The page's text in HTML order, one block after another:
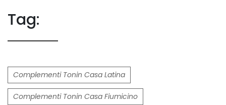
Tag:
Complementi Tonin Casa Latina
Complementi Tonin Casa Fiumicino